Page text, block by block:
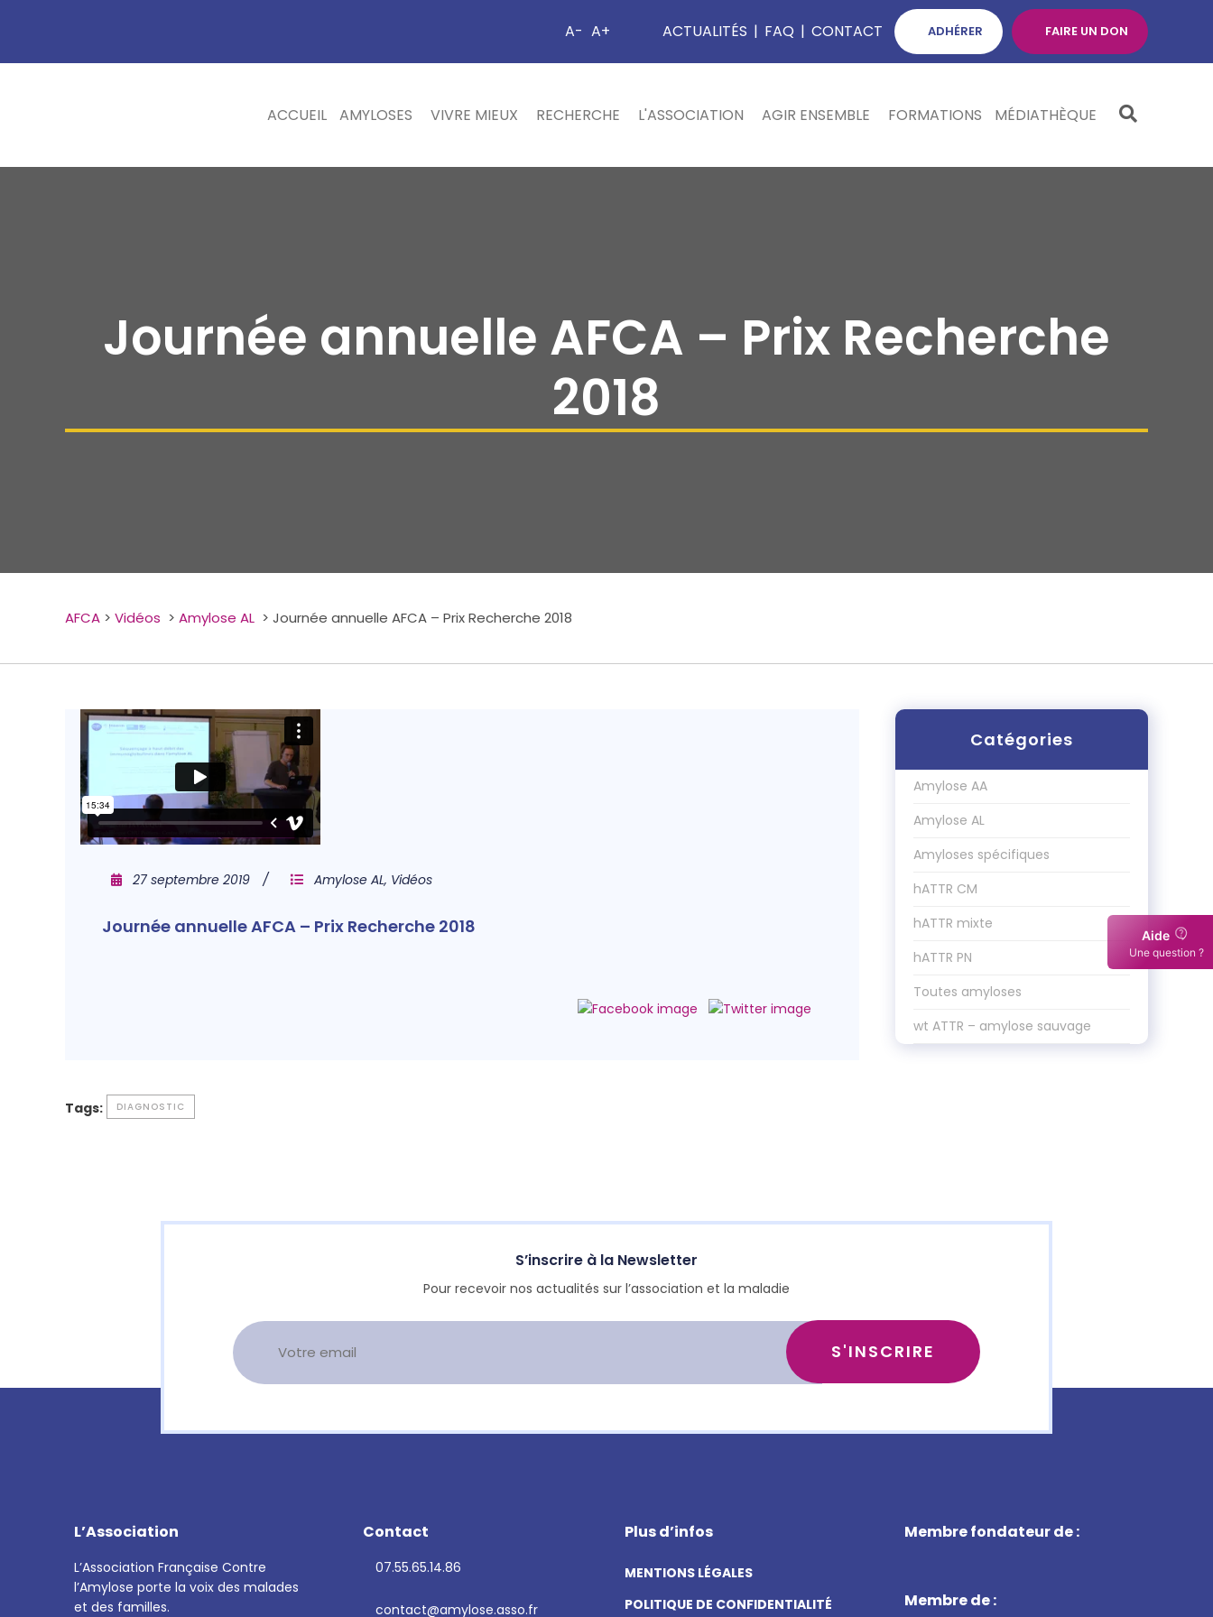
A- A+ ACTUALITÉS | FAQ | CONTACT ADHÉRER FAIRE UN DON
ACCUEIL AMYLOSES VIVRE MIEUX RECHERCHE L'ASSOCIATION AGIR ENSEMBLE FORMATIONS MÉDIATHÈQUE
Journée annuelle AFCA – Prix Recherche
2018
AFCA > Vidéos > Amylose AL > Journée annuelle AFCA – Prix Recherche 2018
27 septembre 2019 Amylose AL, Vidéos
Journée annuelle AFCA – Prix Recherche 2018
Tags: DIAGNOSTIC
Catégories
Amylose AA
Amylose AL
Amyloses spécifiques
hATTR CM
hATTR mixte
hATTR PN
Toutes amyloses
wt ATTR – amylose sauvage
S’inscrire à la Newsletter
Pour recevoir nos actualités sur l’association et la maladie
L’Association
L’Association Française Contre
l’Amylose porte la voix des malades
et des familles.
Contact
07.55.65.14.86
contact@amylose.asso.fr
Plus d’infos
MENTIONS LÉGALES
POLITIQUE DE CONFIDENTIALITÉ
Membre fondateur de :
Membre de :
Aide
Une question ?